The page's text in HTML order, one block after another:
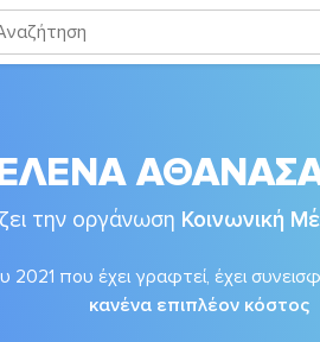
την οργάνωση Κοινωνική
2021 που έχει γραφτεί, έχει
κανένα επιπλέον κόστος